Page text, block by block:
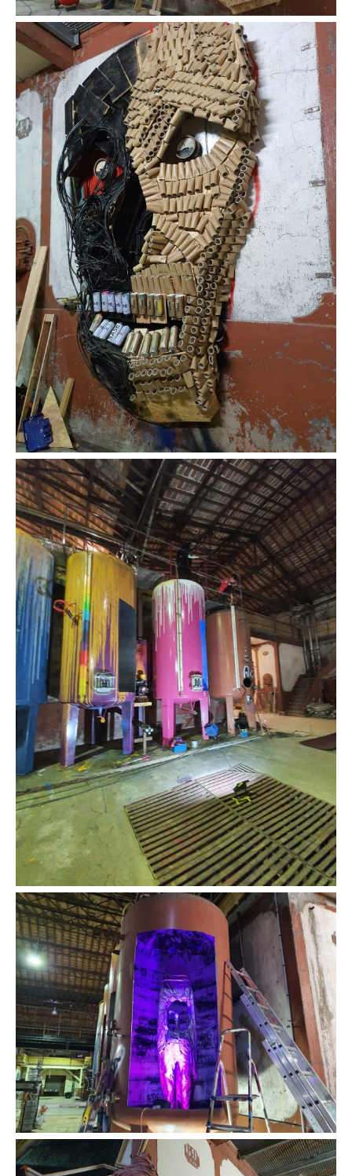
Adresse email*
Nom
Prénom
Statut / Organisation
J'accepte lestermes et conditions
* Champ obligatoire
Adresse email*
Nom
Prénom
Statut / Organisation